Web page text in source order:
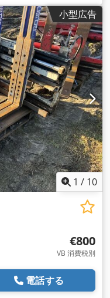
: 650 ISOクラス：ISO
使用でき、完全に機能
: アーム高さ: 1x 1290
、回転範囲 360 エン
、開口幅420 /
小型広告
1 / 10
€800
VB 消費税別
電話する